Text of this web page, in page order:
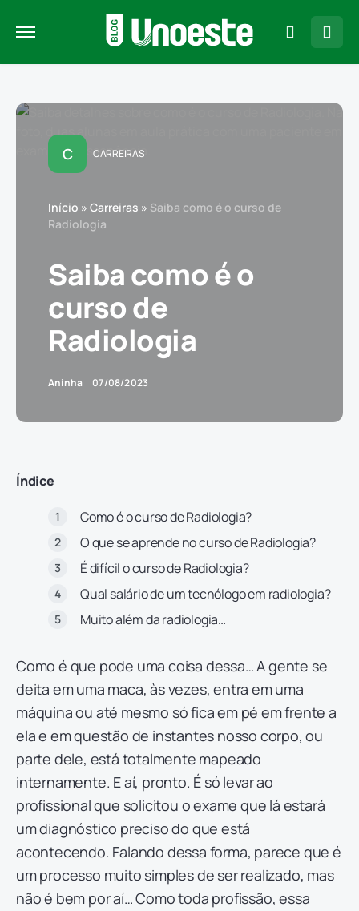
C CARREIRAS
Início » Carreiras » Saiba como é o curso de
Radiologia
Saiba como é o
curso de
Radiologia
Aninha 07/08/2023
Índice
Como é o curso de Radiologia?
O que se aprende no curso de Radiologia?
É difícil o curso de Radiologia?
Qual salário de um tecnólogo em radiologia?
Muito além da radiologia…
Como é que pode uma coisa dessa… A gente se
deita em uma maca, às vezes, entra em uma
máquina ou até mesmo só fica em pé em frente a
ela e em questão de instantes nosso corpo, ou
parte dele, está totalmente mapeado
internamente. E aí, pronto. É só levar ao
profissional que solicitou o exame que lá estará
um diagnóstico preciso do que está
acontecendo. Falando dessa forma, parece que é
um processo muito simples de ser realizado, mas
não é bem por aí… Como toda profissão, essa